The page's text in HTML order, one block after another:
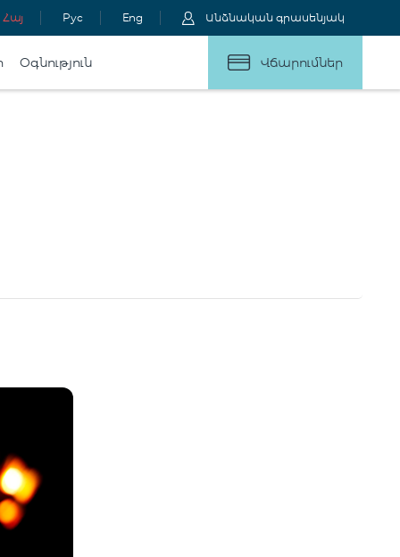
Հայ Рус Eng Անձնական գրասենյակ
Օգնություն Վճարումներ